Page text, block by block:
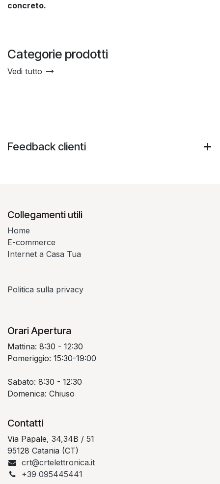
concreto.
Categorie prodotti
Vedi tutto
Feedback clienti
Collegamenti utili
Home
E-commerce
Internet a Casa Tua
Politica sulla privacy
Orari Apertura
Mattina: 8:30 - 12:30
Pomeriggio: 15:30-19:00
Sabato: 8:30 - 12:30
Domenica: Chiuso
Contatti
Via Papale, 34,34B / 51
95128 Catania (CT)
crt@crtelettronica.it
+39 095445441